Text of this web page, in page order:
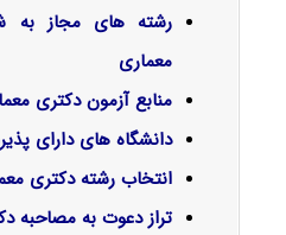
رشته های مجاز به
معماری
منابع آزمون دکتری
دانشگاه های دارای
انتخاب رشته دکتری
تراز دعوت به مصاحبه